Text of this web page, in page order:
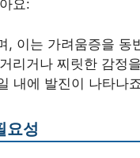
요:
, 이는 가려움증을 동
리거나 찌릿한 감정
내에 발진이 나타나
요성